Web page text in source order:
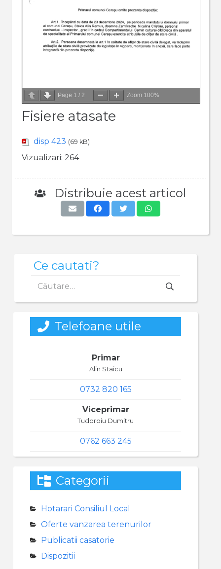
Page 1 / 2 Zoom 100%
Fisiere atasate
disp 423 (69 kB)
Vizualizari: 264
Distribuie acest articol
Ce cautati?
după:
Telefoane utile
Primar
Alin Staicu
0732 820 165
Viceprimar
Tudoroiu Dumitru
0762 663 245
Categorii
Hotarari Consiliul Local
Oferte vanzarea terenurilor
Publicatii casatorie
Dispozitii